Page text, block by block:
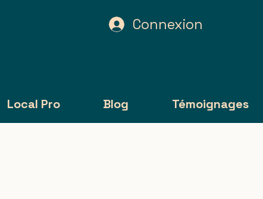
Connexion
Local Pro Blog Témoignages